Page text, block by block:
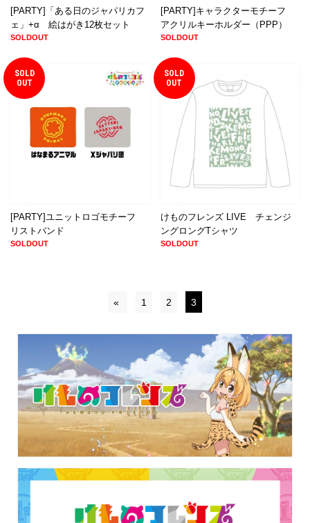
[PARTY]「ある日のジャパリカフ
ェ」+α 絵はがき12枚セット
SOLDOUT
[PARTY]キャラクターモチーフ
アクリルキーホルダー（PPP）
SOLDOUT
SOLD
OUT
[PARTY]ユニットロゴモチーフ
リストバンド
SOLDOUT
SOLD
OUT
けものフレンズ LIVE チェンジ
ングロングTシャツ
SOLDOUT
« 1 2 3